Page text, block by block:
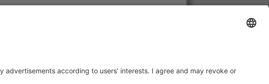
Litwa, Luksemburg, Holandia, Austria,